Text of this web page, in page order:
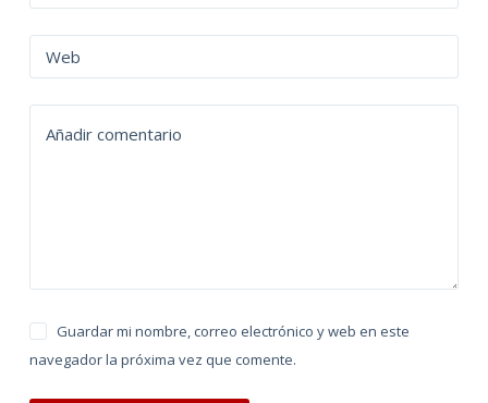
Web
Añadir comentario
Guardar mi nombre, correo electrónico y web en este
navegador la próxima vez que comente.
a
t